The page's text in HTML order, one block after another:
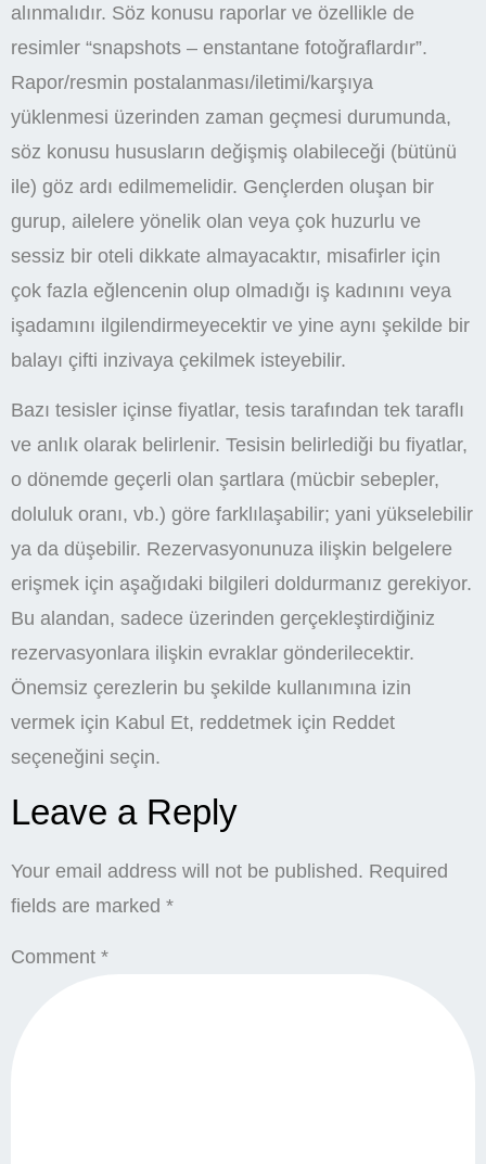
alınmalıdır. Söz konusu raporlar ve özellikle de
resimler “snapshots – enstantane fotoğraflardır”.
Rapor/resmin postalanması/iletimi/karşıya
yüklenmesi üzerinden zaman geçmesi durumunda,
söz konusu hususların değişmiş olabileceği (bütünü
ile) göz ardı edilmemelidir. Gençlerden oluşan bir
gurup, ailelere yönelik olan veya çok huzurlu ve
sessiz bir oteli dikkate almayacaktır, misafirler için
çok fazla eğlencenin olup olmadığı iş kadınını veya
işadamını ilgilendirmeyecektir ve yine aynı şekilde bir
balayı çifti inzivaya çekilmek isteyebilir.
Bazı tesisler içinse fiyatlar, tesis tarafından tek taraflı
ve anlık olarak belirlenir. Tesisin belirlediği bu fiyatlar,
o dönemde geçerli olan şartlara (mücbir sebepler,
doluluk oranı, vb.) göre farklılaşabilir; yani yükselebilir
ya da düşebilir. Rezervasyonunuza ilişkin belgelere
erişmek için aşağıdaki bilgileri doldurmanız gerekiyor.
Bu alandan, sadece üzerinden gerçekleştirdiğiniz
rezervasyonlara ilişkin evraklar gönderilecektir.
Önemsiz çerezlerin bu şekilde kullanımına izin
vermek için Kabul Et, reddetmek için Reddet
seçeneğini seçin.
Leave a Reply
Your email address will not be published. Required
fields are marked *
Comment *